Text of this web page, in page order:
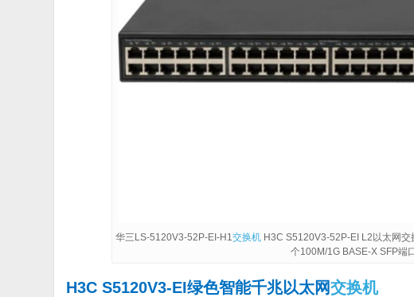
华三LS-5120V3-52P-EI-H1交换机 H3C S5120V3-52P-EI L2以太网
个100M/1G BASE-X SFP端
H3C S5120V3-EI绿色智能千兆以太网交换机